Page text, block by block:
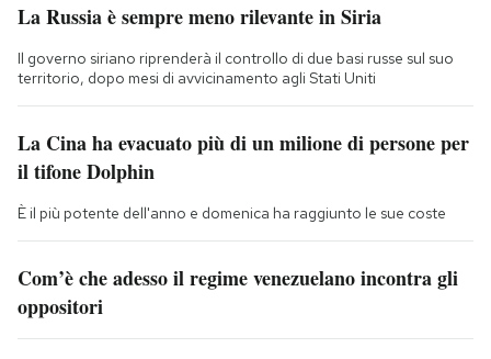
La Russia è sempre meno rilevante in Siria
Il governo siriano riprenderà il controllo di due basi russe sul suo
territorio, dopo mesi di avvicinamento agli Stati Uniti
La Cina ha evacuato più di un milione di persone per
il tifone Dolphin
È il più potente dell'anno e domenica ha raggiunto le sue coste
Com’è che adesso il regime venezuelano incontra gli
oppositori